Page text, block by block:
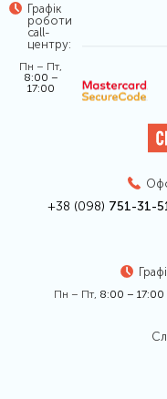
Графік
роботи
call-
центру:
Пн – Пт,
8:00 –
17:00
+38 (098) 751-31-
Пн – Пт, 8:00 – 17:00